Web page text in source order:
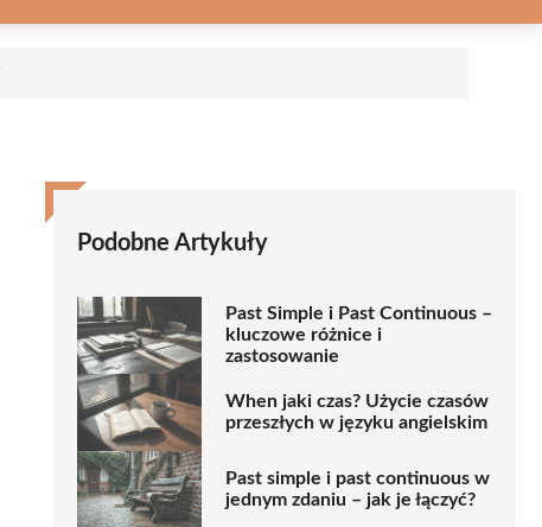
Podobne Artykuły
Past Simple i Past Continuous –
kluczowe różnice i
zastosowanie
When jaki czas? Użycie czasów
przeszłych w języku angielskim
Past simple i past continuous w
jednym zdaniu – jak je łączyć?